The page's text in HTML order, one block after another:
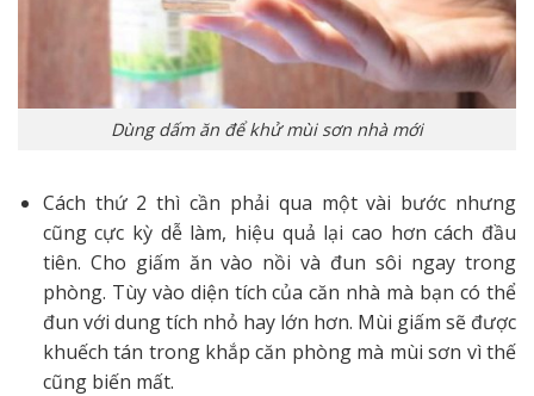
Dùng dấm ăn để khử mùi sơn nhà mới
Cách thứ 2 thì cần phải qua một vài bước nhưng
cũng cực kỳ dễ làm, hiệu quả lại cao hơn cách đầu
tiên. Cho giấm ăn vào nồi và đun sôi ngay trong
phòng. Tùy vào diện tích của căn nhà mà bạn có thể
đun với dung tích nhỏ hay lớn hơn. Mùi giấm sẽ được
khuếch tán trong khắp căn phòng mà mùi sơn vì thế
cũng biến mất.